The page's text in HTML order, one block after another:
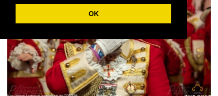
OK